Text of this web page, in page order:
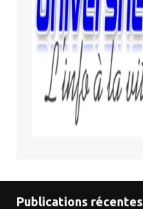
Publications récentes